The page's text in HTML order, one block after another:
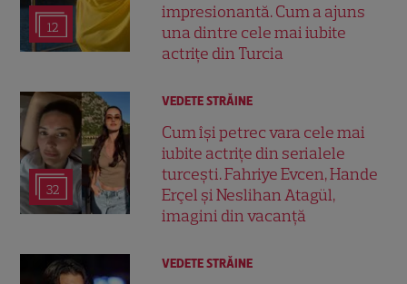
12
impresionantă. Cum a ajuns
una dintre cele mai iubite
actrițe din Turcia
32
VEDETE STRĂINE
Cum își petrec vara cele mai
iubite actrițe din serialele
turcești. Fahriye Evcen, Hande
Erçel și Neslihan Atagül,
imagini din vacanță
VEDETE STRĂINE